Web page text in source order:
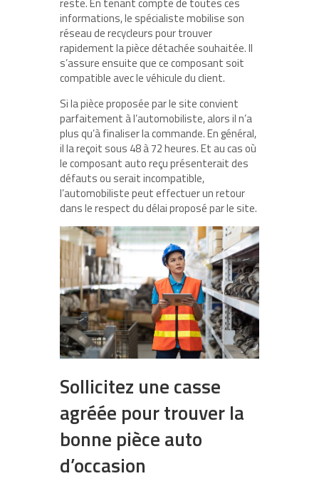
informations, le spécialiste mobilise son
réseau de recycleurs pour trouver
rapidement la pièce détachée souhaitée. Il
s’assure ensuite que ce composant soit
compatible avec le véhicule du client.
Si la pièce proposée par le site convient
parfaitement à l’automobiliste, alors il n’a
plus qu’à finaliser la commande. En général,
il la reçoit sous 48 à 72 heures. Et au cas où
le composant auto reçu présenterait des
défauts ou serait incompatible,
l’automobiliste peut effectuer un retour
dans le respect du délai proposé par le site.
Sollicitez une casse
agréée pour trouver la
bonne pièce auto
d’occasion